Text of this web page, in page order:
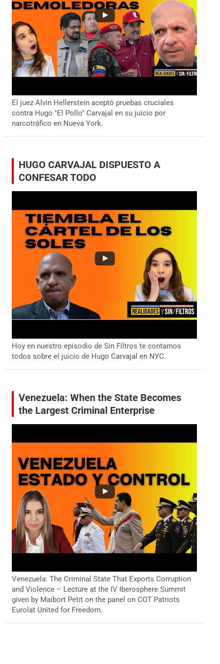
El juez Alvin Hellerstein aceptó pruebas cruciales
contra Hugo "El Pollo" Carvajal en su juicio por
narcotráfico en Nueva York.
HUGO CARVAJAL DISPUESTO A
CONFESAR TODO
Hoy en nuestro episodio de Sin Filtros te contamos
todos sobre el juicio de Hugo Carvajal en NYC.
Venezuela: When the State Becomes
the Largest Criminal Enterprise
Venezuela: The Criminal State That Exports Corruption
and Violence – Lecture at the IV Iberosphere Summit
given by Maibort Petit on the panel on COT Patriots
Eurolat United for Freedom.